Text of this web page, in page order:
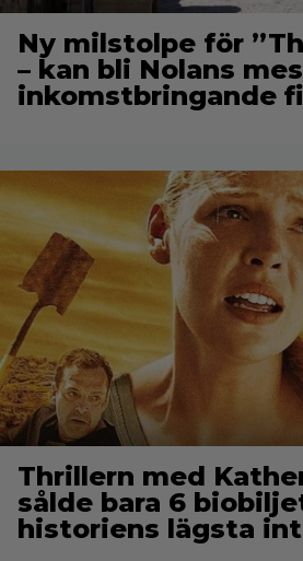
Ny milstolpe för
– kan bli Nolans
inkomstbringande
Thrillern med
sålde bara 6
historiens lägsta